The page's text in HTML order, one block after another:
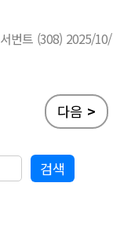
서번트 (308) 2025/10/
다음 >